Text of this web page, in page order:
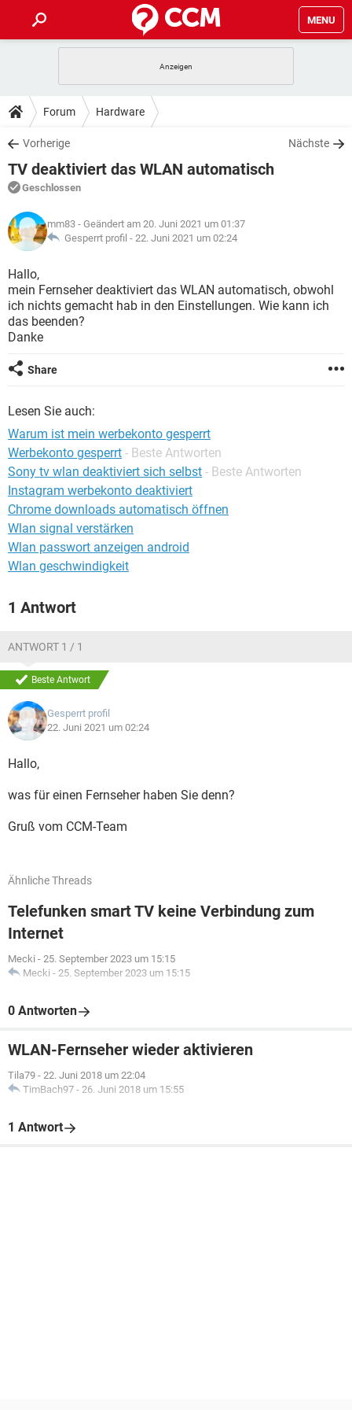
MENU
ANDROID
WINDOWS 10
WHATSAPP TIKTOK
FACEBOOK
TIPPS & TRICKS
SPIELE
WINDOWS 10
WHATSAPP
FACEBOOK HARDWARE
DOWNLOADS
SPIELE STREAMING
ANDROID
WINDOWS 10 INSTAGRAM
WHATSAPP
FACEBOOK
FORUM
SPIELE
ANDROID IOS
WHATSAPP TIKTOK
FACEBOOK
LEXIKON
SPIELE
ANDROID
WINDOWS 10 INSTAGRAM
WHATSAPP
Forum Hardware
Vorherige Nächste
TV deaktiviert das WLAN automatisch
Geschlossen
mm83 - Geändert am 20. Juni 2021 um 01:37
Gesperrt profil - 22. Juni 2021 um 02:24
Hallo,
mein Fernseher deaktiviert das WLAN automatisch, obwohl
ich nichts gemacht hab in den Einstellungen. Wie kann ich
das beenden?
Danke
Share
Lesen Sie auch:
Warum ist mein werbekonto gesperrt
Werbekonto gesperrt - Beste Antworten
Sony tv wlan deaktiviert sich selbst - Beste Antworten
Instagram werbekonto deaktiviert
Chrome downloads automatisch öffnen
Wlan signal verstärken
Wlan passwort anzeigen android
Wlan geschwindigkeit
1 Antwort
ANTWORT 1 / 1
Beste Antwort
Gesperrt profil
22. Juni 2021 um 02:24
Hallo,
was für einen Fernseher haben Sie denn?
Gruß vom CCM-Team
Ähnliche Threads
Telefunken smart TV keine Verbindung zum
Internet
Mecki - 25. September 2023 um 15:15
Mecki - 25. September 2023 um 15:15
0 Antworten
WLAN-Fernseher wieder aktivieren
Tila79 - 22. Juni 2018 um 22:04
TimBach97 - 26. Juni 2018 um 15:55
1 Antwort